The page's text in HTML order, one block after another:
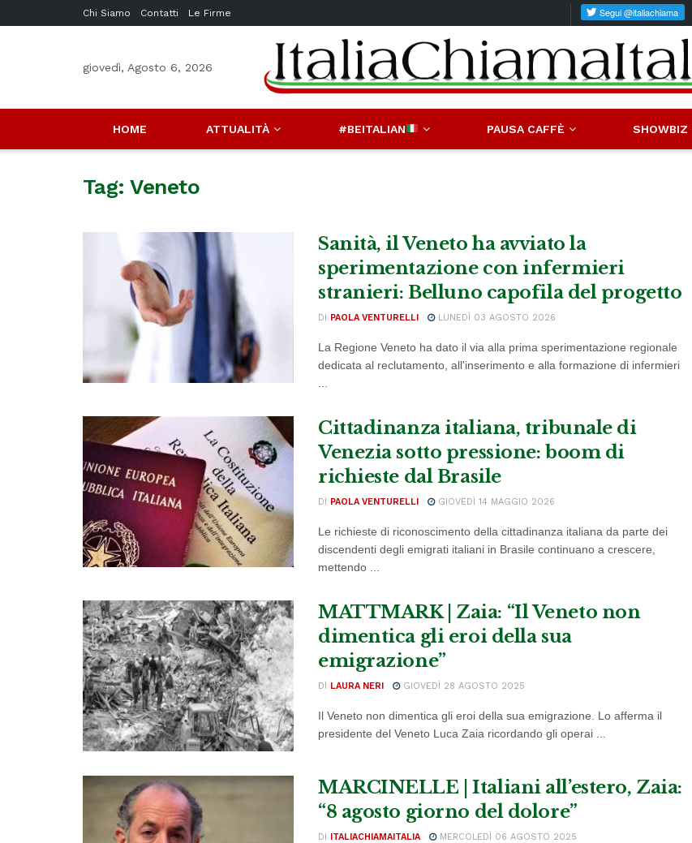
Chi Siamo Contatti Le Firme
giovedì, Agosto 6, 2026
HOME ATTUALITÀ #BEITALIAN PAUSA CAFFÈ SHOWBIZ
Tag:Veneto
Sanità, il Veneto ha avviato la
sperimentazione con infermieri
stranieri: Belluno capofila del progetto
DI PAOLA VENTURELLI LUNEDÌ 03 AGOSTO 2026
La Regione Veneto ha dato il via alla prima sperimentazione regionale
dedicata al reclutamento, all'inserimento e alla formazione di infermieri
Cittadinanza italiana, tribunale di
Venezia sotto pressione: boom di
richieste dal Brasile
DI PAOLA VENTURELLI GIOVEDÌ 14 MAGGIO 2026
Le richieste di riconoscimento della cittadinanza italiana da parte dei
discendenti degli emigrati italiani in Brasile continuano a crescere,
mettendo ...
MATTMARK | Zaia: “Il Veneto non
dimentica gli eroi della sua
emigrazione”
DI LAURA NERI GIOVEDÌ 28 AGOSTO 2025
Il Veneto non dimentica gli eroi della sua emigrazione. Lo afferma il
presidente del Veneto Luca Zaia ricordando gli operai ...
MARCINELLE | Italiani all’estero, Zaia:
“8 agosto giorno del dolore”
DI ITALIACHIAMAITALIA MERCOLEDÌ 06 AGOSTO 2025